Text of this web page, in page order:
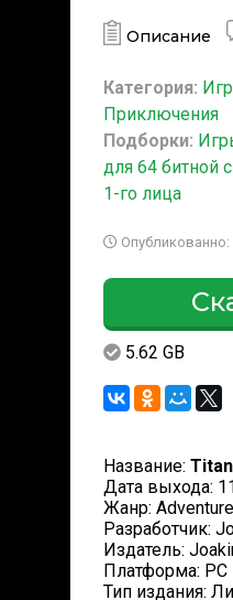
Описание
Категория:
Приключения
Подборки:
для 64 битной
1-го лица
Опубликованно:
5.62 GB
Название:
Дата выхода:
Жанр:
Разработчик:
Издатель:
Платформа: PC
Тип издания: